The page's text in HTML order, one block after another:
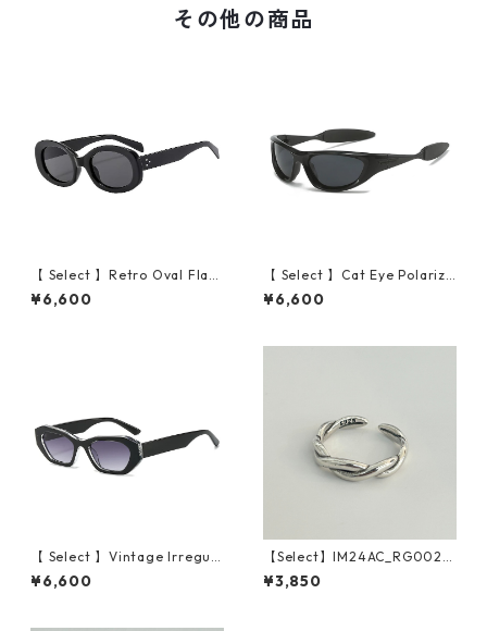
その他の商品
【 Select 】Retro Oval Flam
e Sunglasses (Black/Grey）
¥6,600
【 Select 】Cat Eye Polarize
d Wide Lens Sunglasses (Bl
ack grey)
¥6,600
【 Select 】Vintage Irregula
r Cat Eye Sunglasses (Blac
k/Grey Gradient)
¥6,600
【Select】IM24AC_RG002 /
Twist ring（Silver）
¥3,850